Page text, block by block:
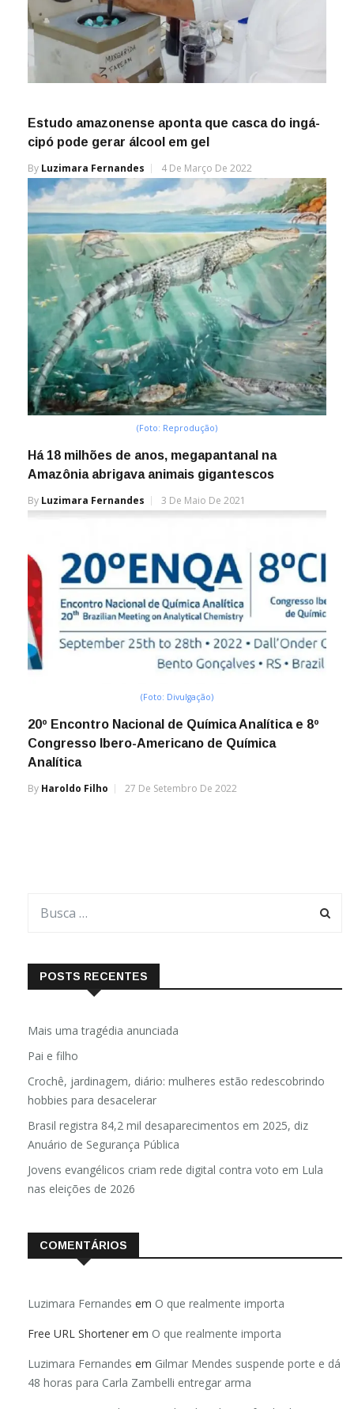
Estudo amazonense aponta que casca do ingá-
cipó pode gerar álcool em gel
By Luzimara Fernandes 4 De Março De 2022
(Foto: Reprodução)
Há 18 milhões de anos, megapantanal na
Amazônia abrigava animais gigantescos
By Luzimara Fernandes 3 De Maio De 2021
(Foto: Divulgação)
20º Encontro Nacional de Química Analítica e 8º
Congresso Ibero-Americano de Química
Analítica
By Haroldo Filho 27 De Setembro De 2022
POSTS RECENTES
Mais uma tragédia anunciada
Pai e filho
Crochê, jardinagem, diário: mulheres estão redescobrindo
hobbies para desacelerar
Brasil registra 84,2 mil desaparecimentos em 2025, diz
Anuário de Segurança Pública
Jovens evangélicos criam rede digital contra voto em Lula
nas eleições de 2026
COMENTÁRIOS
Luzimara Fernandes em O que realmente importa
Free URL Shortener em O que realmente importa
Luzimara Fernandes em Gilmar Mendes suspende porte e dá
48 horas para Carla Zambelli entregar arma